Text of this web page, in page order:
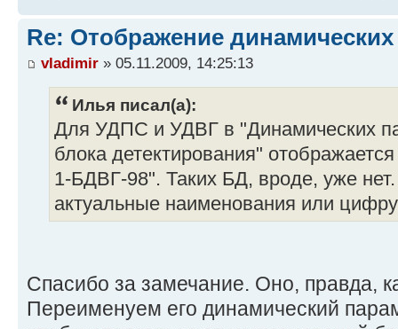
Re: Отображение
vladimir » 05.11.2009, 14:25:13
Илья писал(а):
Для УДПС и УДВГ в "Динамических
блока детектирования"
1-БДВГ-98". Таких БД, вроде, уже
актуальные наименования или
Спасибо за замечание. Оно, правда,
Переименуем его динамический